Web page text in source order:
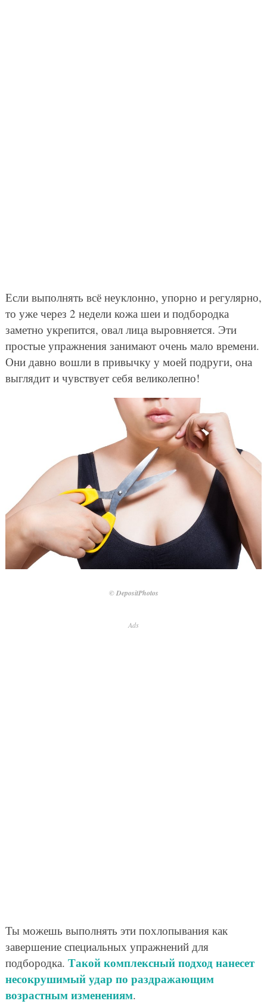
Если выполнять всё неуклонно, упорно и регулярно,
то уже через 2 недели кожа шеи и подбородка
заметно укрепится, овал лица выровняется. Эти
простые упражнения занимают очень мало времени.
Они давно вошли в привычку у моей подруги, она
выглядит и чувствует себя великолепно!
© DepositPhotos
Ads
Ты можешь выполнять эти похлопывания как
завершение специальных упражнений для
подбородка. Такой комплексный подход нанесет
несокрушимый удар по раздражающим
возрастным изменениям.